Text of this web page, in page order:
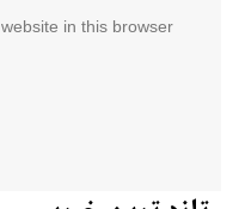
in this browser